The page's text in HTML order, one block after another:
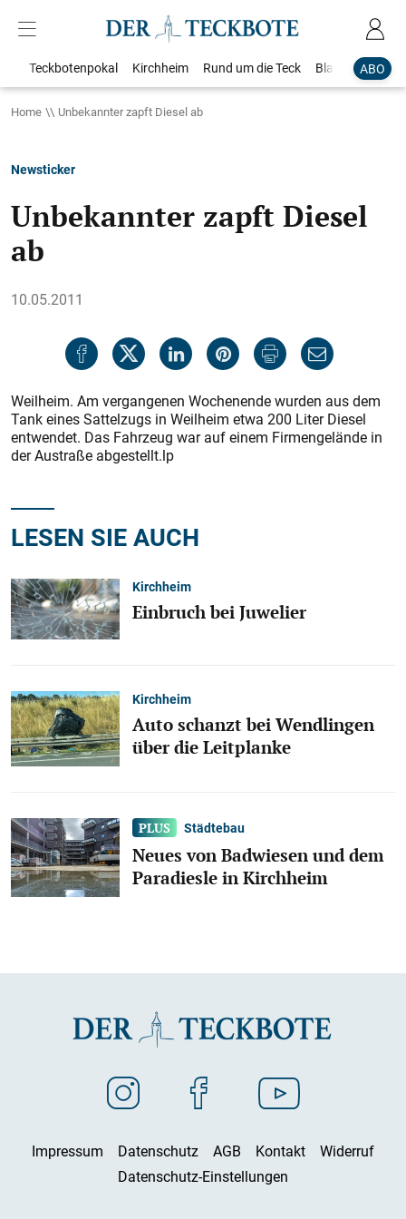
ABO
Teckbotenpokal Kirchheim Rund um die Teck Blaulicht
Home Unbekannter zapft Diesel ab
Newsticker
Unbekannter zapft Diesel
ab
10.05.2011
Weilheim. Am vergangenen Wochenende wurden aus dem
Tank eines Sattelzugs in Weilheim etwa 200 Liter Diesel
entwendet. Das Fahrzeug war auf einem Firmengelände in
der Austraße abgestellt.lp
LESEN SIE AUCH
Kirchheim
Einbruch bei Juwelier
Kirchheim
Auto schanzt bei Wendlingen
über die Leitplanke
Städtebau
Neues von Badwiesen und dem
Paradiesle in Kirchheim
Impressum Datenschutz AGB Kontakt
Widerruf
Datenschutz-Einstellungen